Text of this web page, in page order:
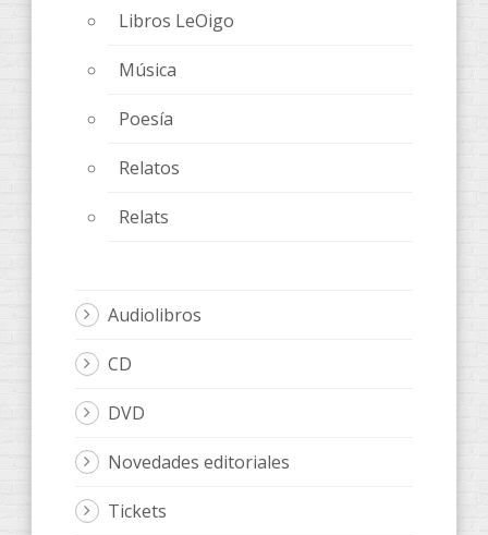
Libros LeOigo
Música
Poesía
Relatos
Relats
Audiolibros
CD
DVD
Novedades editoriales
Tickets